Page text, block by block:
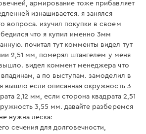
армирование тоже прибавляет
изнашивается. я занялся
вопроса. изучил покупки в своем
что я купил именно 3мм
почитал тут комменты видел тут
2,51 мм, померял штангелем у меня
видел коммент менеджера что
а по выступам. замоделил в
вышло если описанная окружность 3
2,12 мм, если сторона квадрата 2,51
3,55 мм. давайте разберемся
нужна леска:
сечения для долговечности,